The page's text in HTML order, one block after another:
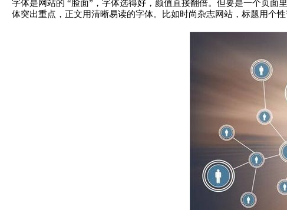
字体是网站的 “脸面”，字体选得好，颜值直接翻倍。但要是一个页
体突出重点，正文用清晰易读的字体。比如时尚杂志网站，标题用个